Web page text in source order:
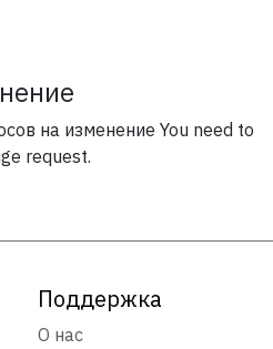
на изменение You need to
request.
Поддержка
О нас